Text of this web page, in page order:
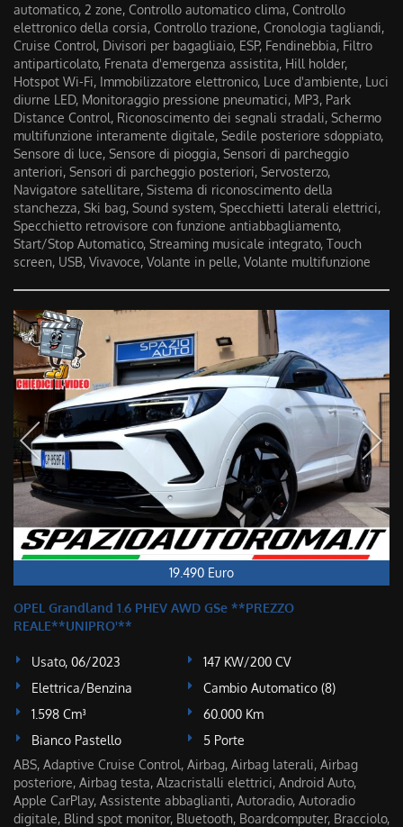
automatico, 2 zone, Controllo automatico clima, Controllo
elettronico della corsia, Controllo trazione, Cronologia tagliandi,
Cruise Control, Divisori per bagagliaio, ESP, Fendinebbia, Filtro
antiparticolato, Frenata d'emergenza assistita, Hill holder,
Hotspot Wi-Fi, Immobilizzatore elettronico, Luce d'ambiente, Luci
diurne LED, Monitoraggio pressione pneumatici, MP3, Park
Distance Control, Riconoscimento dei segnali stradali, Schermo
multifunzione interamente digitale, Sedile posteriore sdoppiato,
Sensore di luce, Sensore di pioggia, Sensori di parcheggio
anteriori, Sensori di parcheggio posteriori, Servosterzo,
Navigatore satellitare, Sistema di riconoscimento della
stanchezza, Ski bag, Sound system, Specchietti laterali elettrici,
Specchietto retrovisore con funzione antiabbagliamento,
Start/Stop Automatico, Streaming musicale integrato, Touch
screen, USB, Vivavoce, Volante in pelle, Volante multifunzione
19.490 Euro
OPEL Grandland 1.6 PHEV AWD GSe **PREZZO
REALE**UNIPRO'**
Usato, 06/2023
147 KW/200 CV
Elettrica/Benzina
Cambio Automatico (8)
1.598 Cm³
60.000 Km
Bianco Pastello
5 Porte
ABS, Adaptive Cruise Control, Airbag, Airbag laterali, Airbag
posteriore, Airbag testa, Alzacristalli elettrici, Android Auto,
Apple CarPlay, Assistente abbaglianti, Autoradio, Autoradio
digitale, Blind spot monitor, Bluetooth, Boardcomputer, Bracciolo,